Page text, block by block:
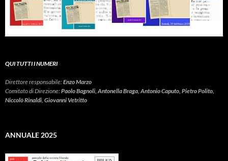
QUI TUTTI I NUMERI
Direttore responsabile:Enzo Marzo
Comitato di Direzione:Paolo Bagnoli, Antonella Braga, Antonio Caputo, Pietro Polito,
Niccolò Rinaldi, Giovanni Vetritto
ANNUALE 2025